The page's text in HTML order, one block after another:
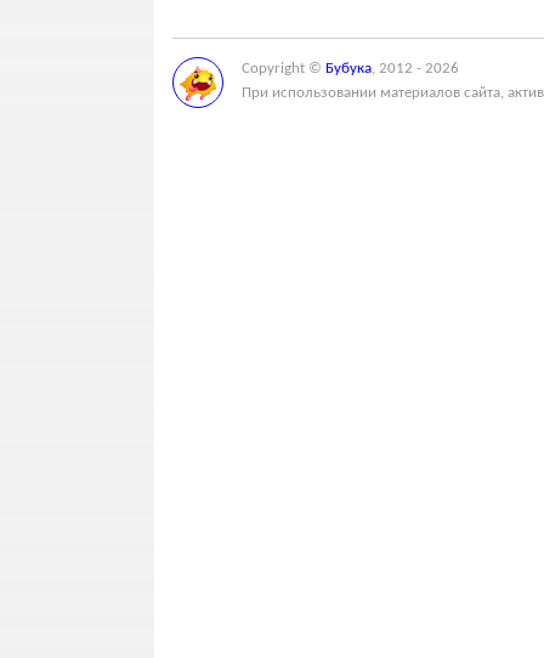
Copyright © Бубука, 2012 - 2026
При использовании материалов сайта,